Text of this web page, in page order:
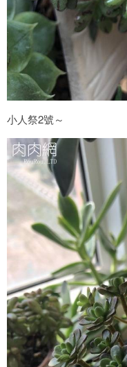
小人祭2號～